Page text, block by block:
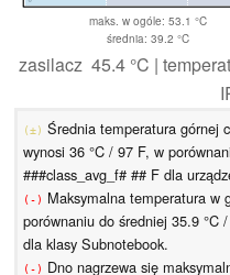
maks. w ogóle: 53.1 °C
średnia: 39.2 °C
zasilacz 45.4 °C |
(±) Średnia temperatura górnej
wynosi 36 °C / 97 F, w
###class_avg_f# ## F dla
(-) Maksymalna temperatura w
porównaniu do średniej 35.9 °C
dla klasy Subnotebook.
(-) Dno nagrzewa się